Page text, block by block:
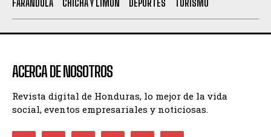
FARANDULA
CHICHA Y LIMÓN DEPORTES TURISMO
ACERCA DE NOSOTROS
Revista digital de Honduras, lo mejor de la vida
social, eventos empresariales y noticiosas.